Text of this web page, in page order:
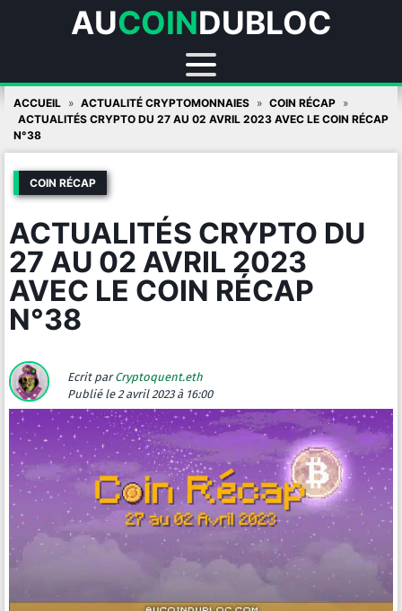
AUCOINDUBLOC
Skip
content
ACCUEIL ACTUALITÉ CRYPTOMONNAIES
COIN RÉCAP
ACTUALITÉS CRYPTO DU 27 AU 02 AVRIL 2023 AVEC LE COIN RÉCAP
N°38
COIN RÉCAP
ACTUALITÉS CRYPTO DU
27 AU 02 AVRIL 2023
AVEC LE COIN RÉCAP
N°38
Ecrit parCryptoquent.eth
Publié le 2 avril 2023 à 16:00